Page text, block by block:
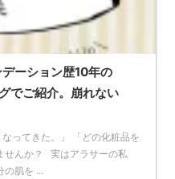
デーション歴10年の
でご紹介。崩れない
ってきた。」 「どの化粧品を
せんか？ 実はアラサーの私
の肌を ...